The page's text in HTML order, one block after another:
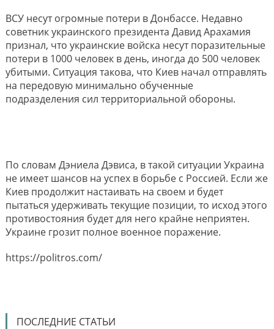
ВСУ несут огромные потери в Донбассе. Недавно
советник украинского президента Давид Арахамия
признал, что украинские войска несут поразительные
потери в 1000 человек в день, иногда до 500 человек
убитыми. Ситуация такова, что Киев начал отправлять
на передовую минимально обученные
подразделения сил территориальной обороны.
По словам Дэниела Дэвиса, в такой ситуации Украина
не имеет шансов на успех в борьбе с Россией. Если же
Киев продолжит настаивать на своем и будет
пытаться удерживать текущие позиции, то исход этого
противостояния будет для него крайне неприятен.
Украине грозит полное военное поражение.
https://politros.com/
ПОСЛЕДНИЕ СТАТЬИ